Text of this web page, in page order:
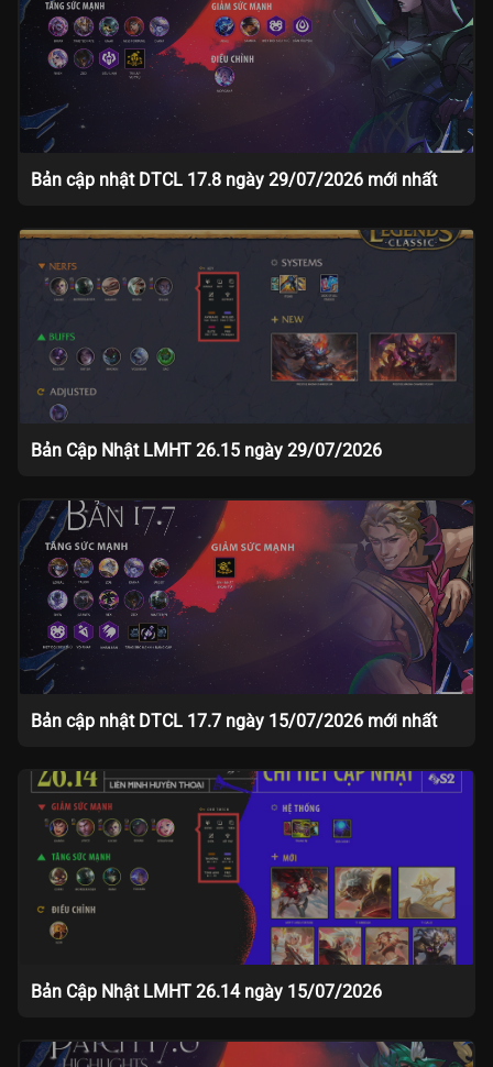
Bản cập nhật DTCL 17.8 ngày 29/07/2026 mới nhất
Bản Cập Nhật LMHT 26.15 ngày 29/07/2026
Bản cập nhật DTCL 17.7 ngày 15/07/2026 mới nhất
Bản Cập Nhật LMHT 26.14 ngày 15/07/2026